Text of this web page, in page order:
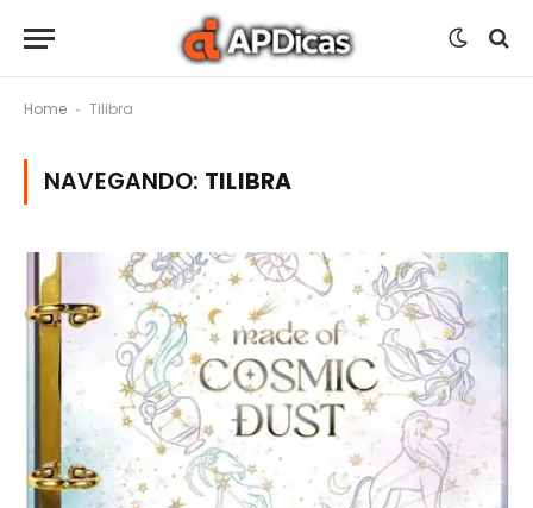
Home - Tilibra
NAVEGANDO: TILIBRA